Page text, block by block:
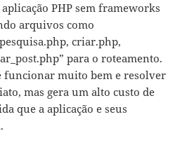
PHP sem frameworks
arquivos como
criar.php,
para o roteamento.
funcionar muito bem e resolver
mas gera um alto custo de
que a aplicação e seus